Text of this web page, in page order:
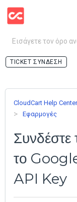
ΣΎΝΔΕΣΗ
CloudCart Help Center
Εφαρμογές
Συνδέστε
το
АPI Key